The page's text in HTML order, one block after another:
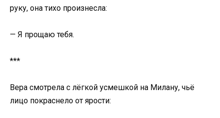
руку, она тихо произнесла:
— Я прощаю тебя.
***
Вера смотрела с лёгкой усмешкой на Милану, чьё
лицо покраснело от ярости: